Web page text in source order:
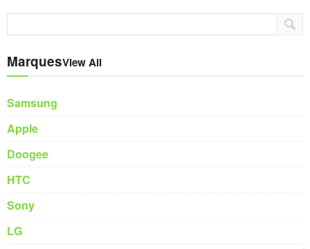
MarquesView All
Samsung
Apple
Doogee
HTC
Sony
LG